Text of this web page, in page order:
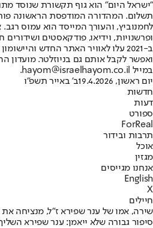
"ישראל היום" הוא גוף תקשורת שנוסד
ופרשנויות, וידיאו, פודקאסטים
ב-2021 עלו לאוויר האתר החדש
ואפשר לקבל אותם גם בניוזלטר. מועדון
במייל hayom@israelhayom.co.il.
יום ראשון, 19.4.2026
ב' באייר תשפ"ו
חדשות
דעות
ספורט
ForReal
תרבות ובידור
אוכל
מגזין
אנחנו מגייסים
English
X
חיילים
שירה, אמו של ענר שפירא ז"ל, מנציחה
סיפור גבורה שלא ייאמן: ענר שפירא